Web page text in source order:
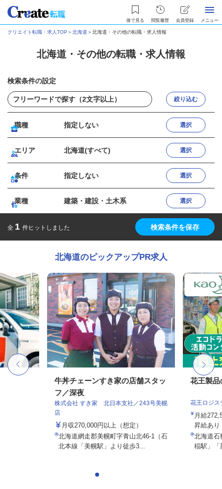
後で見る 閲覧履歴 会員登録 メニュー
クリエイト転職・求人TOP ＞北海道 ＞北海道・その他の転職・求人情報
北海道・その他の転職・求人情報
検索条件の設定
絞り込む
職種 指定しない 選択
エリア 北海道(すべて) 選択
条件 指定しない 選択
業種 建築・建設・土木系 選択
全 1 件ヒットしました 検索条件を保存
北海道のピックアップPR求人
牛丼チェーンすき家の店舗スタッ
フ／深夜
株式会社 すき家 北日本支社／243号美幌
店
月収270,000円以上（想定）
北海道網走郡美幌町字青山北46-1（石
北本線「美幌駅」より徒歩3...
花王製品
花王ロジ
月給
昇給あ
北海道石
稲駅」